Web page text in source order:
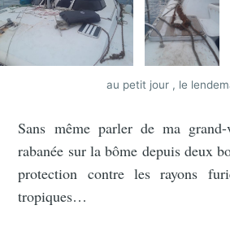
au petit jour , le
Sans même parler de ma grand-
rabanée sur la bôme depuis deux
protection contre les rayons
tropiques…